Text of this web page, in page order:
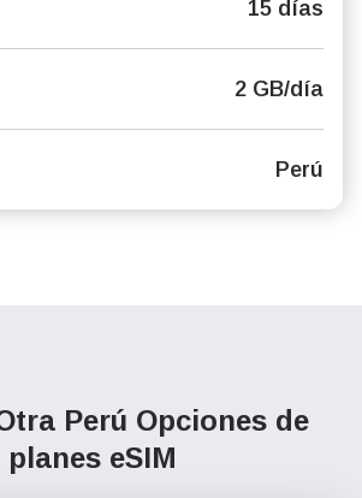
15 días
2 GB/día
Perú
Perú Opciones de
planes eSIM